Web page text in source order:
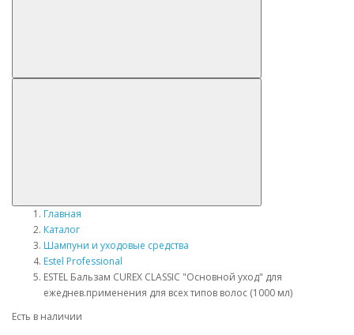
Главная
Каталог
Шампуни и уходовые средства
Estel Professional
ESTEL Бальзам CUREX CLASSIC "Основной уход" для
ежеднев.применения для всех типов волос (1000 мл)
Есть в наличии